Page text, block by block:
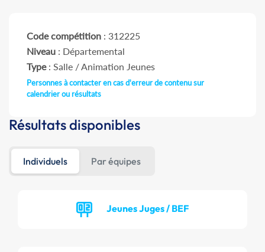
Code compétition : 312225
Niveau : Départemental
Type: Salle / Animation Jeunes
Personnes à contacter en cas d'erreur de contenu sur
calendrier ou résultats
Résultats disponibles
Individuels Par équipes
Jeunes Juges / BEF